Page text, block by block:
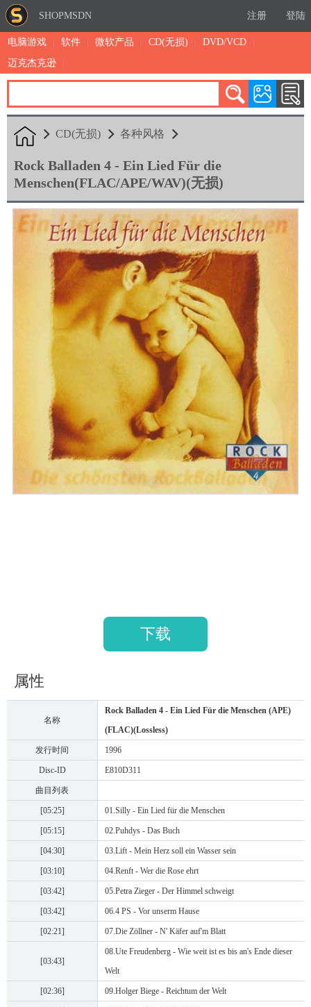
SHOPMSDN 注册 登陆
电脑游戏 软件 微软产品 CD(无损)
DVD/VCD
迈克杰克逊
累计注册：4875
CD(无损) 各种风格
Rock Balladen 4 - Ein Lied Für die
Menschen(FLAC/APE/WAV)(无损)
下载
属性
名称
Rock Balladen 4 - Ein Lied Für die Menschen (APE)
(FLAC)(Lossless)
发行时间 1996
Disc-ID E810D311
曲目列表
[05:25] 01.Silly - Ein Lied für die Menschen
[05:15] 02.Puhdys - Das Buch
[04:30] 03.Lift - Mein Herz soll ein Wasser sein
[03:10] 04.Renft - Wer die Rose ehrt
[03:42] 05.Petra Zieger - Der Himmel schweigt
[03:42] 06.4 PS - Vor unserm Hause
[02:21] 07.Die Zöllner - N' Käfer auf'm Blatt
[03:43]
08.Ute Freudenberg - Wie weit ist es bis an's Ende dieser
Welt
[02:36] 09.Holger Biege - Reichtum der Welt